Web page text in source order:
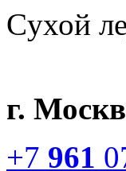
Cухой
г.
+7 961